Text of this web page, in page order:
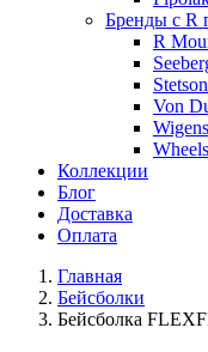
Бренды с R
R
Stetson
Von
Wigens
Коллекции
Блог
Доставка
Оплата
Главная
Бейсболки
Бейсболка